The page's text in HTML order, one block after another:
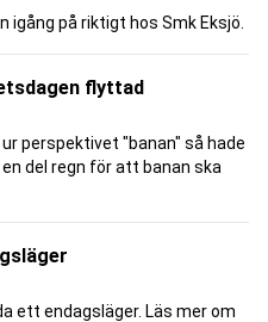
igång på riktigt hos Smk Eksjö.
flyttad
perspektivet "banan" så hade
del regn för att banan ska
ett endagsläger. Läs mer om